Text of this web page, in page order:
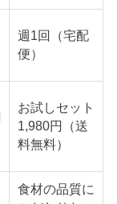
週1回（宅配
便）
お試しセット
1,980円（送
料無料）
食材の品質に